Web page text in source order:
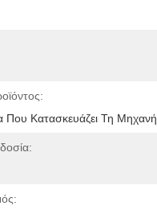
Που Κατασκευάζει Τη Μηχανή